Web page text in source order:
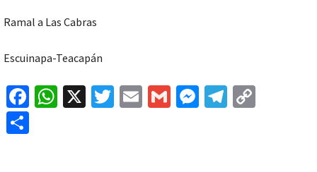
Ramal a Las Cabras
Escuinapa-Teacapán
Fa W X
T
E
G
M Te